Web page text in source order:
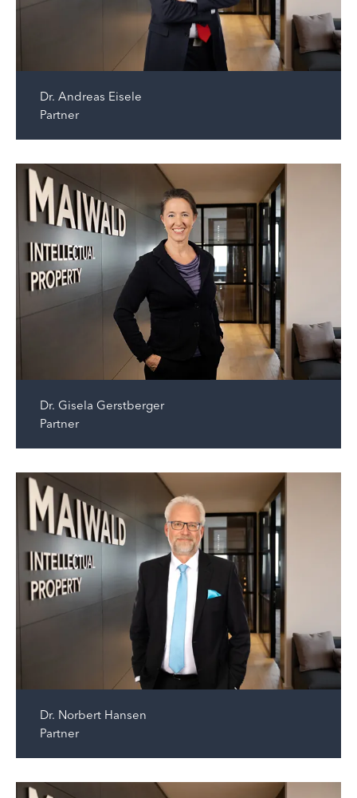
Dr. Andreas Eisele
Partner
Dr. Gisela Gerstberger
Partner
Dr. Norbert Hansen
Partner